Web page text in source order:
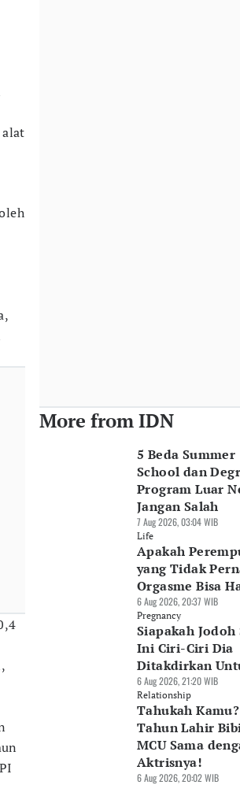
alat
More from IDN
5 Beda Summer
School dan
Program Luar
Jangan Salah
7 Aug 2026, 03:04 WIB
Life
Apakah
yang Tidak
Orgasme Bisa
6 Aug 2026, 20:37 WIB
Pregnancy
Siapakah Jodoh
Ini Ciri-Ciri Dia
Ditakdirkan
6 Aug 2026, 21:20 WIB
Relationship
Tahukah Kamu?
Tahun Lahir
MCU Sama
Aktrisnya!
6 Aug 2026, 20:02 WIB